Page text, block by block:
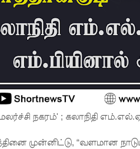
நகரம்' ; கலாநிதி
முன்னிட்டு, “வளமான